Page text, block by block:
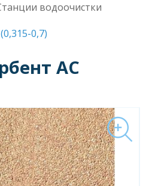
водоочистки
0,7)
АС